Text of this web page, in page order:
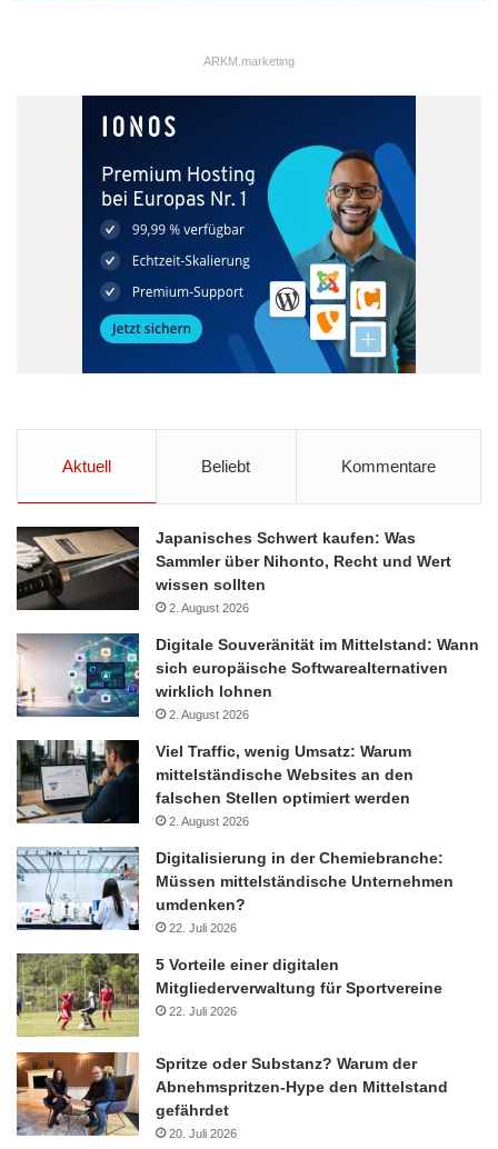
ARKM.marketing
Aktuell Beliebt Kommentare
Japanisches Schwert kaufen: Was
Sammler über Nihonto, Recht und Wert
wissen sollten
2. August 2026
Digitale Souveränität im Mittelstand: Wann
sich europäische Softwarealternativen
wirklich lohnen
2. August 2026
Viel Traffic, wenig Umsatz: Warum
mittelständische Websites an den
falschen Stellen optimiert werden
2. August 2026
Digitalisierung in der Chemiebranche:
Müssen mittelständische Unternehmen
umdenken?
22. Juli 2026
5 Vorteile einer digitalen
Mitgliederverwaltung für Sportvereine
22. Juli 2026
Spritze oder Substanz? Warum der
Abnehmspritzen-Hype den Mittelstand
gefährdet
20. Juli 2026